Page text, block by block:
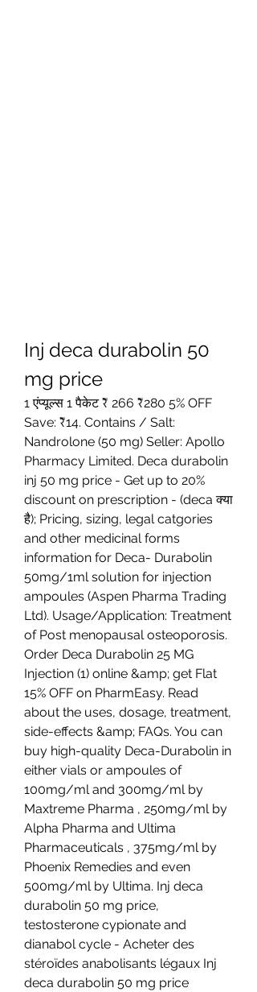
Inj deca durabolin 50
mg price
1 एंप्यूल्स 1 पैकेट ₹ 266 ₹280 5% OFF
Save: ₹14. Contains / Salt:
Nandrolone (50 mg) Seller: Apollo
Pharmacy Limited. Deca durabolin
inj 50 mg price - Get up to 20%
discount on prescription - (deca क्या
है); Pricing, sizing, legal catgories
and other medicinal forms
information for Deca- Durabolin
50mg/1ml solution for injection
ampoules (Aspen Pharma Trading
Ltd). Usage/Application: Treatment
of Post menopausal osteoporosis.
Order Deca Durabolin 25 MG
Injection (1) online &amp; get Flat
15% OFF on PharmEasy. Read
about the uses, dosage, treatment,
side-effects &amp; FAQs. You can
buy high-quality Deca-Durabolin in
either vials or ampoules of
100mg/ml and 300mg/ml by
Maxtreme Pharma , 250mg/ml by
Alpha Pharma and Ultima
Pharmaceuticals , 375mg/ml by
Phoenix Remedies and even
500mg/ml by Ultima. Inj deca
durabolin 50 mg price,
testosterone cypionate and
dianabol cycle - Acheter des
stéroïdes anabolisants légaux Inj
deca durabolin 50 mg price